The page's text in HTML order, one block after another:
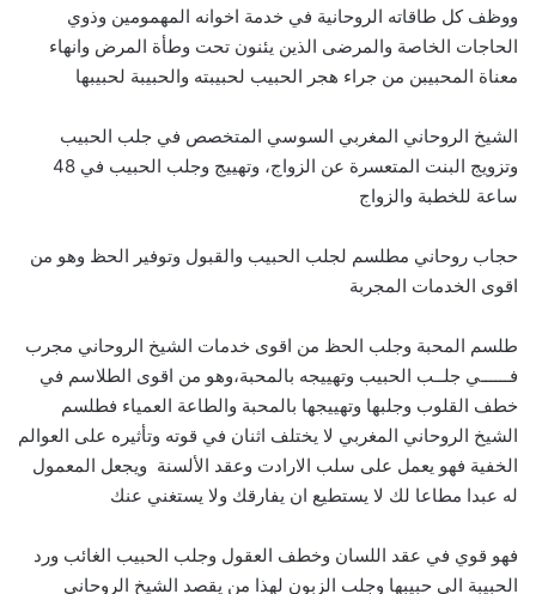
ووظف كل طاقاته الروحانية في خدمة اخوانه المهمومين وذوي
الحاجات الخاصة والمرضى الذين يئنون تحت وطأة المرض وانهاء
معناة المحبيبن من جراء هجر الحبيب لحبيبته والحبيبة لحبيبها
الشيخ الروحاني المغربي السوسي المتخصص في جلب الحبيب
وتزويج البنت المتعسرة عن الزواج، وتهييج وجلب الحبيب في 48
ساعة للخطبة والزواج
حجاب روحاني مطلسم لجلب الحبيب والقبول وتوفير الحظ وهو من
اقوى الخدمات المجربة
طلسم المحبة وجلب الحظ من اقوى خدمات الشيخ الروحاني مجرب
فــــــي جلــب الحبيب وتهييجه بالمحبة،وهو من اقوى الطلاسم في
خطف القلوب وجلبها وتهييجها بالمحبة والطاعة العمياء فطلسم
الشيخ الروحاني المغربي لا يختلف اثنان في قوته وتأثيره على العوالم
الخفية فهو يعمل على سلب الارادت وعقد الألسنة ويجعل المعمول
له عبدا مطاعا لك لا يستطيع ان يفارقك ولا يستغني عنك
فهو قوي في عقد اللسان وخطف العقول وجلب الحبيب الغائب ورد
الحبيبة الى حبيبها وجلب الزبون لهذا من يقصد الشيخ الروحاني